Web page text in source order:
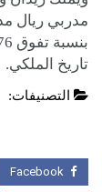
تاريخ الملكي.
التصنيفات:
Facebook